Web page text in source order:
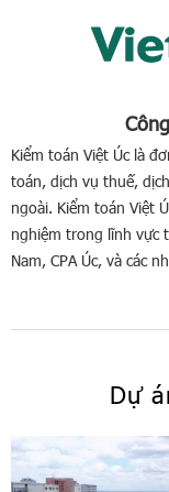
Kiểm toán Việt Úc là
toán, dịch vụ thuế,
ngoài. Kiểm toán Việt
nghiệm trong lĩnh vực
Nam, CPA Úc, và các
Dự